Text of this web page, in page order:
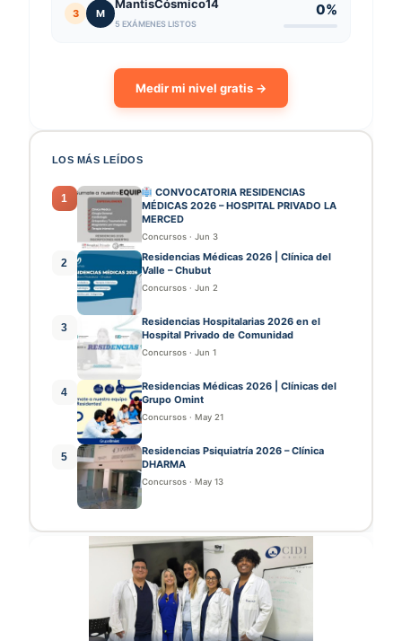
3 M
MantisCósmico14
5 EXÁMENES LISTOS
0%
Medir mi nivel gratis →
LOS MÁS LEÍDOS
1
CONVOCATORIA RESIDENCIAS
MÉDICAS 2026 – HOSPITAL PRIVADO LA
MERCED
Concursos · Jun 3
2
Residencias Médicas 2026 | Clínica del
Valle – Chubut
Concursos · Jun 2
3
Residencias Hospitalarias 2026 en el
Hospital Privado de Comunidad
Concursos · Jun 1
4
Residencias Médicas 2026 | Clínicas del
Grupo Omint
Concursos · May 21
5
Residencias Psiquiatría 2026 – Clínica
DHARMA
Concursos · May 13